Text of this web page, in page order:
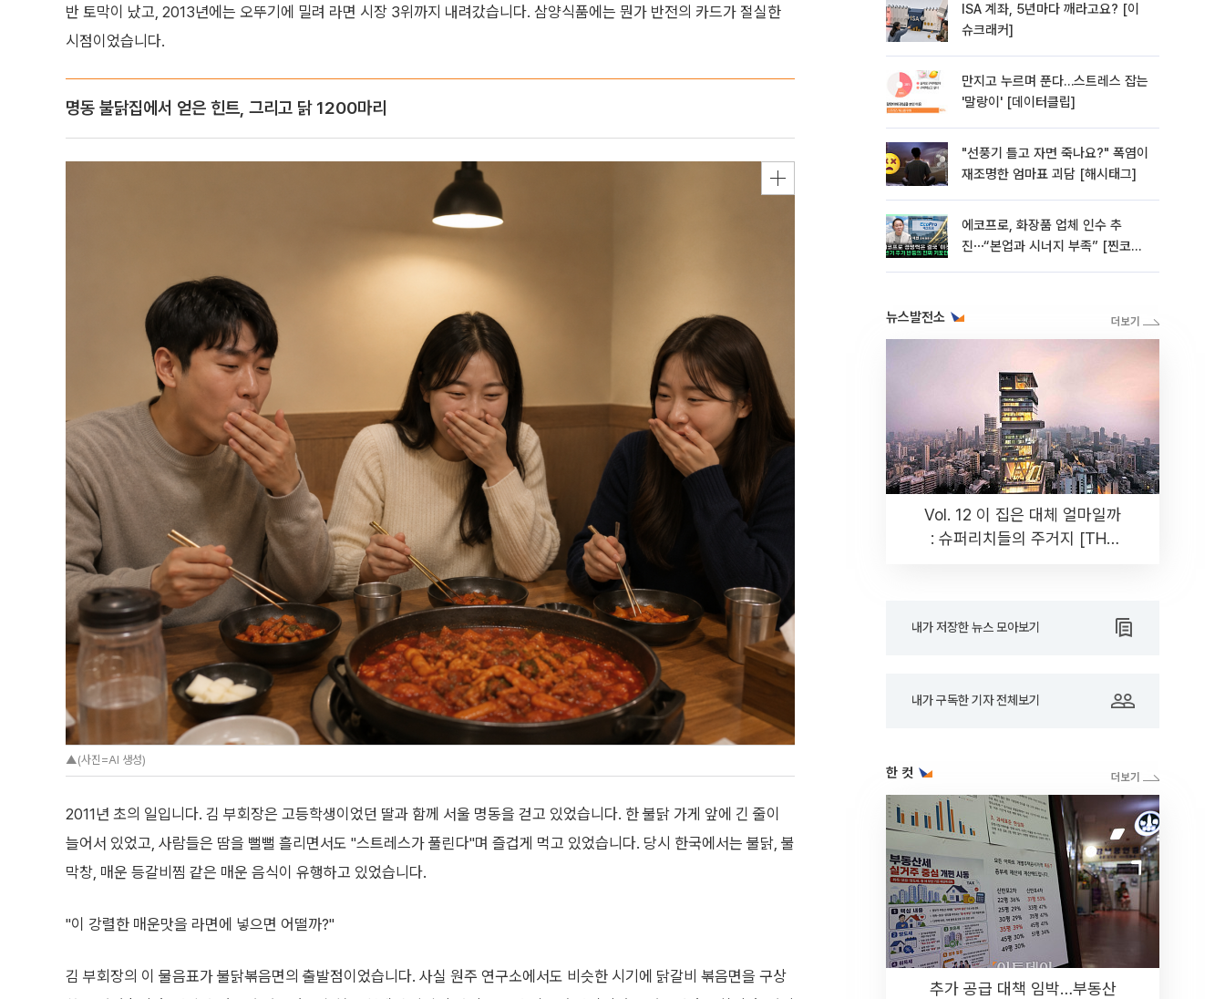
반 토막이 났고, 2013년에는 오뚜기에 밀려 라면 시장 3위까지 내려갔습니다. 삼양식품에는 뭔가 반전의 카드가 절실한
시점이었습니다.
명동 불닭집에서 얻은 힌트, 그리고 닭 1200마리
▲(사진=AI 생성)
2011년 초의 일입니다. 김 부회장은 고등학생이었던 딸과 함께 서울 명동을 걷고 있었습니다. 한 불닭 가게 앞에 긴 줄이
늘어서 있었고, 사람들은 땀을 뻘뻘 흘리면서도 "스트레스가 풀린다"며 즐겁게 먹고 있었습니다. 당시 한국에서는 불닭, 불
막창, 매운 등갈비찜 같은 매운 음식이 유행하고 있었습니다.
"이 강렬한 매운맛을 라면에 넣으면 어떨까?"
김 부회장의 이 물음표가 불닭볶음면의 출발점이었습니다. 사실 원주 연구소에서도 비슷한 시기에 닭갈비 볶음면을 구상
ISA 계좌, 5년마다 깨라고요? [이
슈크래커]
만지고 누르며 푼다…스트레스 잡는
'말랑이' [데이터클립]
"선풍기 틀고 자면 죽나요?" 폭염이
재조명한 엄마표 괴담 [해시태그]
에코프로, 화장품 업체 인수 추
진⋯“본업과 시너지 부족” [찐코노
뉴스발전소
Vol. 12 이 집은 대체 얼마일까
: 슈퍼리치들의 주거지 [THE
내가 저장한 뉴스 모아보기
내가 구독한 기자 전체보기
한 컷
추가 공급 대책 임박…부동산